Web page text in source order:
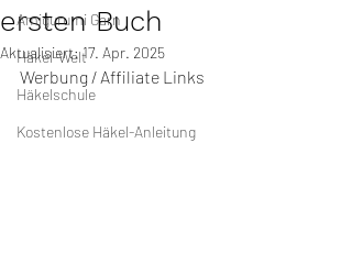
Amigurumi Garn
Häkel-Welt
Häkelschule
Kostenlose Häkel-Anleitung
ersten Buch
Aktualisiert:17. Apr. 2025
Werbung / Affiliate Links